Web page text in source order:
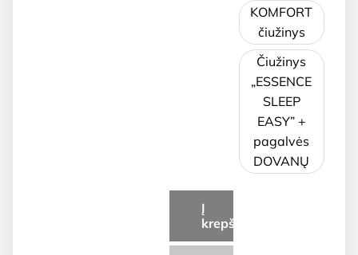
KOMFORT
čiužinys
Čiužinys
„ESSENCE
SLEEP
EASY” +
pagalvės
DOVANŲ
Į
krepšelį